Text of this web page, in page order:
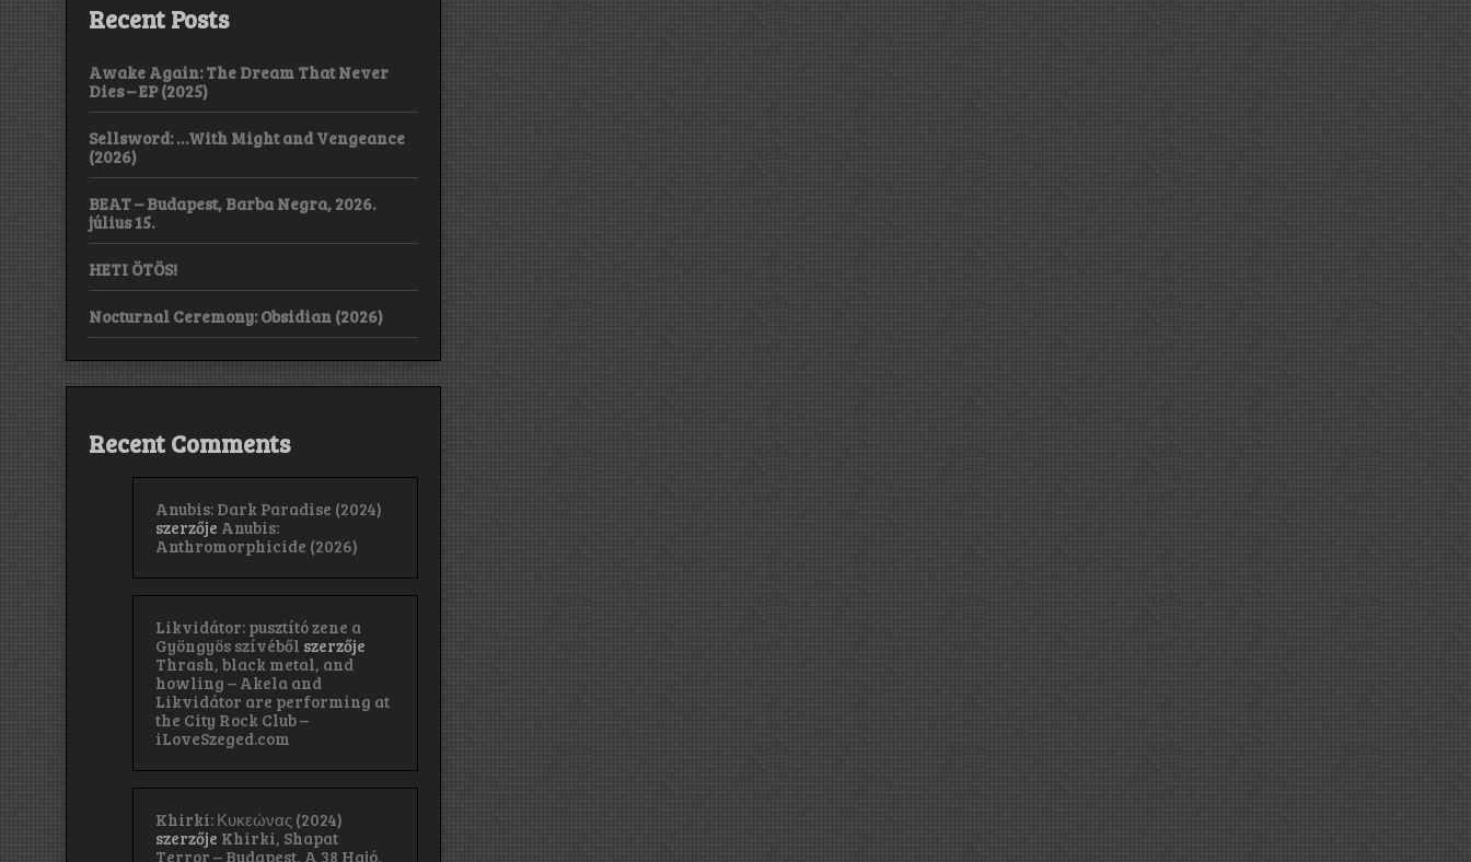
Recent Posts
Awake Again: The Dream That Never
Dies – EP (2025)
Sellsword: …With Might and Vengeance
(2026)
BEAT – Budapest, Barba Negra, 2026.
július 15.
HETI ÖTÖS!
Nocturnal Ceremony: Obsidian (2026)
Recent Comments
Anubis: Dark Paradise (2024)
szerzője Anubis:
Anthromorphicide (2026)
Likvidátor: pusztító zene a
Gyöngyös szívéből szerzője
Thrash, black metal, and
howling – Akela and
Likvidátor are performing at
the City Rock Club –
iLoveSzeged.com
Khirki: Κ​υ​κ​ε​ώ​ν​α​ς (2024)
szerzője Khirki, Shapat
Terror – Budapest, A 38 Hajó,